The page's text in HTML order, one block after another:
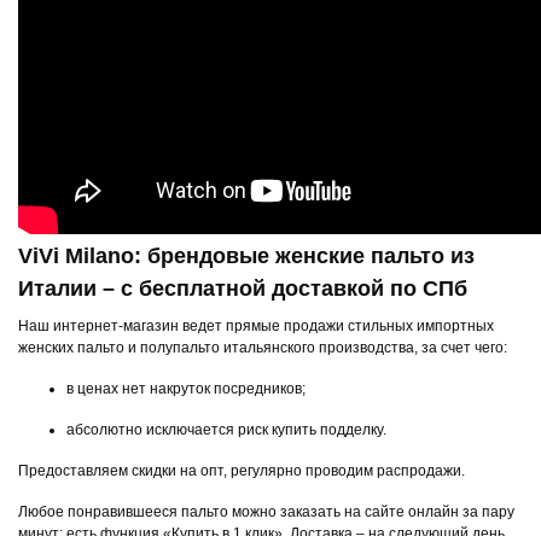
ViVi Milano: брендовые женские пальто из
Италии – с бесплатной доставкой по СПб
Наш интернет-магазин ведет прямые продажи стильных импортных
женских пальто и полупальто итальянского производства, за счет чего:
в ценах нет накруток посредников;
абсолютно исключается риск купить подделку.
Предоставляем скидки на опт, регулярно проводим распродажи.
Любое понравившееся пальто можно заказать на сайте онлайн за пару